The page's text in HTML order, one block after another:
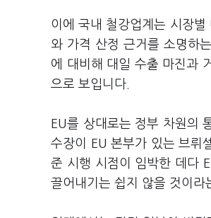
이에 국내 철강업계는 시장
와 가격 산정 근거를 소명하
에 대비해 대일 수출 마진과
으로 보입니다.
EU를 상대로는 정부 차원의
수장이 EU 본부가 있는 브뤼
준 시행 시점이 임박한 데다
끌어내기는 쉽지 않을 것이라